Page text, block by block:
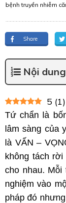
bệnh truyền nhiễm
Share
Nội dung
5 (1)
Tứ chẩn là
lâm sàng của
là VẤN –
không tách
cho nhau. Mỗi
nghiệm vào
pháp đó